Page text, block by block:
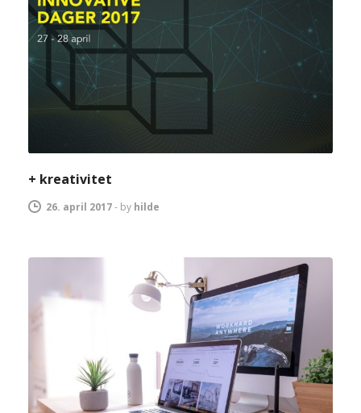
+ kreativitet
26. april 2017- by hilde